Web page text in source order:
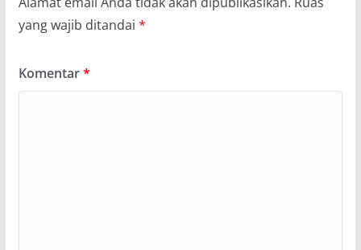
yang wajib ditandai *
Komentar*